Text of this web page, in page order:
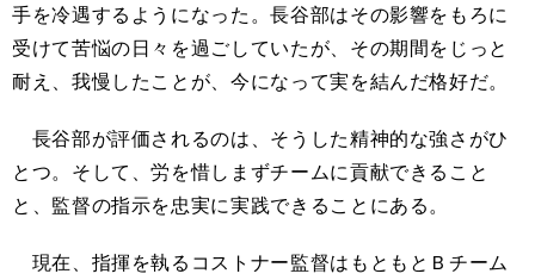
手を冷遇するようになった。長谷部はその影響をもろに
受けて苦悩の日々を過ごしていたが、その期間をじっと
耐え、我慢したことが、今になって実を結んだ格好だ。
長谷部が評価されるのは、そうした精神的な強さがひ
とつ。そして、労を惜しまずチームに貢献できること
と、監督の指示を忠実に実践できることにある。
現在、指揮を執るコストナー監督はもともとＢチーム